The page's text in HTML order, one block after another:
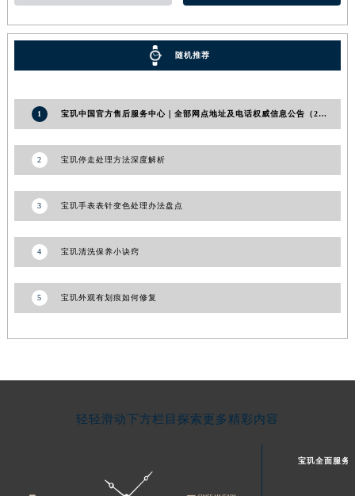
湖北省咸宁市咸安区长安大道宝玑售后服务中心（需提前预约）
湖北省宜昌市西陵区夷陵大道与港窑路宝玑售后服务中心（需提前预约）
湖南省郴州市北湖区国庆北路宝玑售后服务中心（需提前预约）
湖南省衡阳市雁峰区解放路宝玑售后服务中心（需提前预约）
湖南省怀化市鹤城区迎丰中路宝玑售后服务中心（需提前预约）
湖南省娄底市娄星区长青街宝玑售后服务中心（需提前预约）
湖南省湘潭市雨湖区莲城大道宝玑售后服务中心（需提前预约）
甘肃省白银市白银区北京路宝玑售后服务中心（需提前预约）
甘肃省定西市安定区解放路宝玑售后服务中心（需提前预约）
甘肃省敦煌市沙州镇阳关中路宝玑售后服务中心（需提前预约）
甘肃省合作市人民街宝玑售后服务中心（需提前预约）
随机推荐
1 宝玑中国官方售后服务中心｜全部网点地址及电话权威信息公告（2026年6月最新）
2 宝玑停走处理方法深度解析
3 宝玑手表表针变色处理办法盘点
4 宝玑清洗保养小诀窍
5 宝玑外观有划痕如何修复
轻轻滑动下方栏目探索更多精彩内容
宝玑全面服务